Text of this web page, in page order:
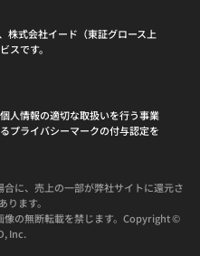
株式会社イード（東証グロース上
スです。
人情報の適切な取扱いを行う事業
プライバシーマークの付与認定を
に、売上の一部が弊社サイトに還元さ
ります。
像の無断転載を禁じます。Copyright ©
Inc.